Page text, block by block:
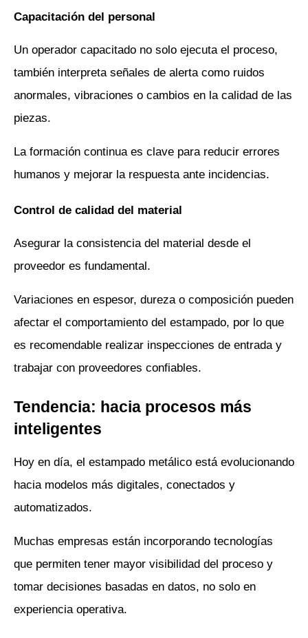
Capacitación del personal
Un operador capacitado no solo ejecuta el proceso,
también interpreta señales de alerta como ruidos
anormales, vibraciones o cambios en la calidad de las
piezas.
La formación continua es clave para reducir errores
humanos y mejorar la respuesta ante incidencias.
Control de calidad del material
Asegurar la consistencia del material desde el
proveedor es fundamental.
Variaciones en espesor, dureza o composición pueden
afectar el comportamiento del estampado, por lo que
es recomendable realizar inspecciones de entrada y
trabajar con proveedores confiables.
Tendencia: hacia procesos más
inteligentes
Hoy en día, el estampado metálico está evolucionando
hacia modelos más digitales, conectados y
automatizados.
Muchas empresas están incorporando tecnologías
que permiten tener mayor visibilidad del proceso y
tomar decisiones basadas en datos, no solo en
experiencia operativa.